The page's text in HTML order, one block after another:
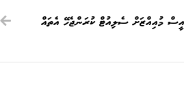
މުއިއްޒަށް ސެލިއުޓް ކުރަންޖެހޭ އެތައް